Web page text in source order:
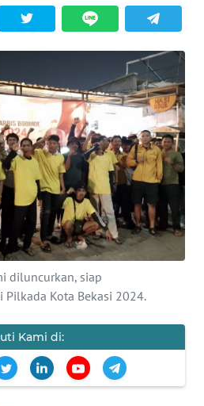
diluncurkan, siap
Pilkada Kota Bekasi 2024.
Kami di: